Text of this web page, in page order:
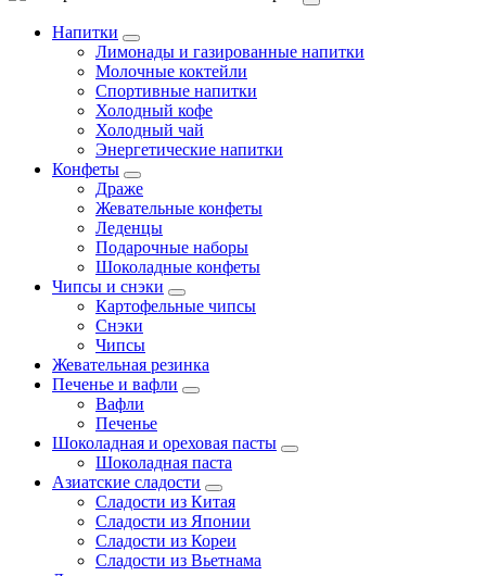
Напитки
Лимонады и газированные напитки
Молочные коктейли
Спортивные напитки
Холодный кофе
Холодный чай
Энергетические напитки
Конфеты
Драже
Жевательные конфеты
Леденцы
Подарочные наборы
Шоколадные конфеты
Чипсы и снэки
Картофельные чипсы
Снэки
Чипсы
Жевательная резинка
Печенье и вафли
Вафли
Печенье
Шоколадная и ореховая пасты
Шоколадная паста
Азиатские сладости
Сладости из Китая
Сладости из Японии
Сладости из Кореи
Сладости из Вьетнама